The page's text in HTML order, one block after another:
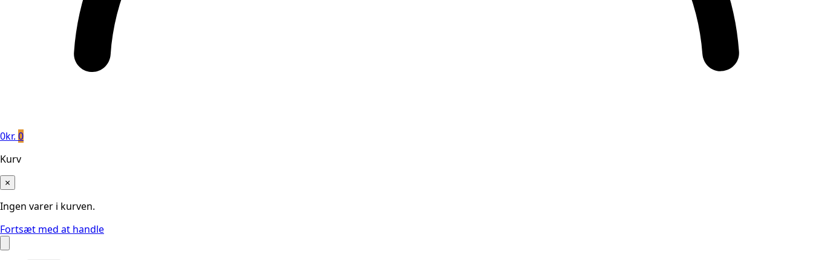
0kr. 0
Kurv
×
Ingen varer i kurven.
Fortsæt med at handle